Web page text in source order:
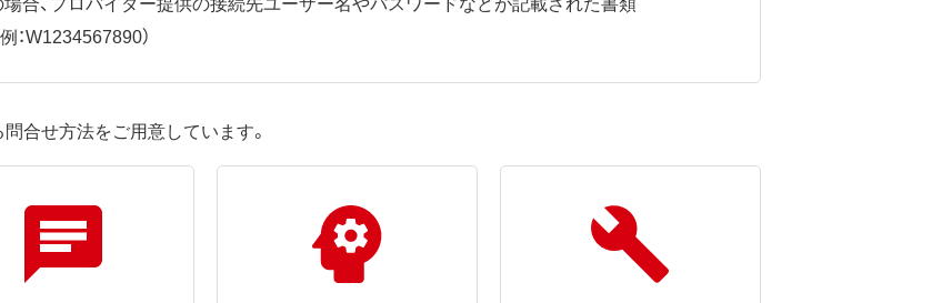
：W1234567890）
合せ方法をご用意しています。